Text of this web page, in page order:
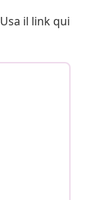
il link qui